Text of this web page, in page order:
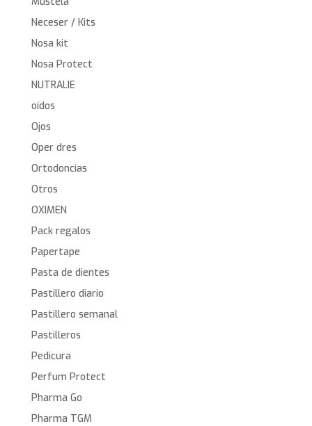
Neceser / Kits
Nosa kit
Nosa Protect
NUTRALIE
oídos
Ojos
Oper dres
Ortodoncias
Otros
OXIMEN
Pack regalos
Papertape
Pasta de dientes
Pastillero diario
Pastillero semanal
Pastilleros
Pedicura
Perfum Protect
Pharma Go
Pharma TGM